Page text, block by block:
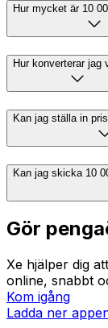
Hur mycket är 10
Hur konverterar jag
Kan jag ställa in
Kan jag skicka 10
Gör
Xe hjälper dig
online, snabbt
Kom igång
Ladda ner